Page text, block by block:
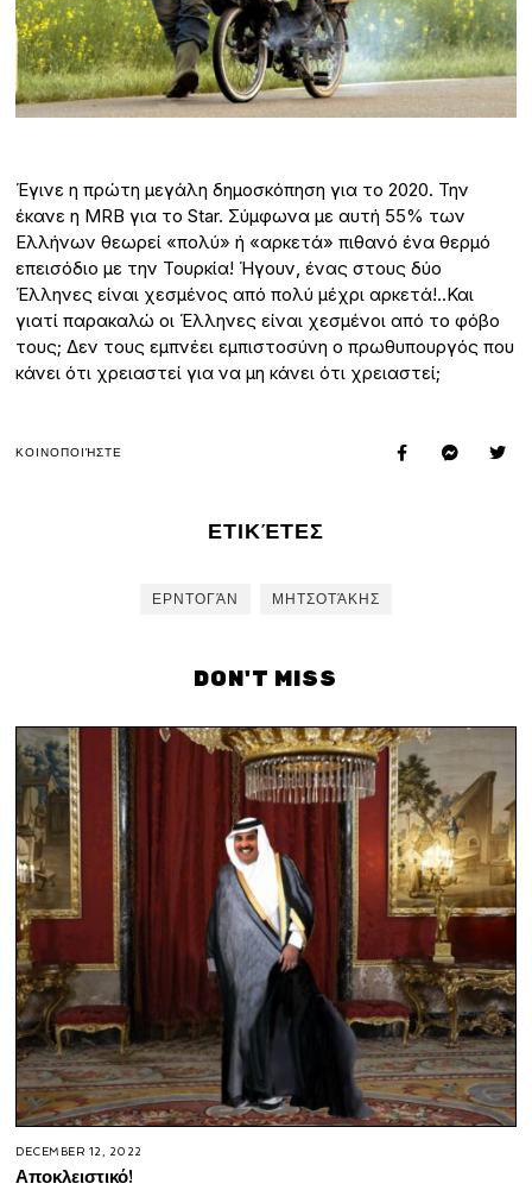
Έγινε η πρώτη μεγάλη δημοσκόπηση για το 2020. Την
έκανε η MRB για το Star. Σύμφωνα με αυτή 55% των
Ελλήνων θεωρεί «πολύ» ή «αρκετά» πιθανό ένα θερμό
επεισόδιο με την Τουρκία! Ήγουν, ένας στους δύο
Έλληνες είναι χεσμένος από πολύ μέχρι αρκετά!..Και
γιατί παρακαλώ οι Έλληνες είναι χεσμένοι από το φόβο
τους; Δεν τους εμπνέει εμπιστοσύνη ο πρωθυπουργός που
κάνει ότι χρειαστεί για να μη κάνει ότι χρειαστεί;
ΚΟΙΝΟΠΟΙΉΣΤΕ
ΕΤΙΚΈΤΕΣ
ΕΡΝΤΟΓΆΝ ΜΗΤΣΟΤΆΚΗΣ
DON'T MISS
DECEMBER 12, 2022
Αποκλειστικό!